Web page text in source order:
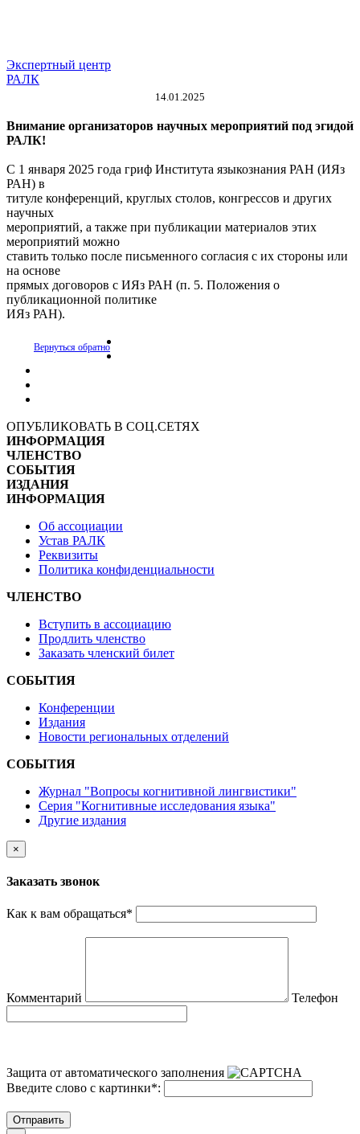
Экспертный центр
РАЛК
14.01.2025
Внимание организаторов научных мероприятий под эгидой
РАЛК!
С 1 января 2025 года гриф Института языкознания РАН (ИЯз
РАН) в
титуле конференций, круглых столов, конгрессов и других
научных
мероприятий, а также при публикации материалов этих
мероприятий можно
ставить только после письменного согласия с их стороны или
на основе
прямых договоров с ИЯз РАН (п. 5. Положения о
публикационной политике
ИЯз РАН).
Вернуться обратно
ОПУБЛИКОВАТЬ В СОЦ.СЕТЯХ
ИНФОРМАЦИЯ
ЧЛЕНСТВО
СОБЫТИЯ
ИЗДАНИЯ
ИНФОРМАЦИЯ
Об ассоциации
Устав РАЛК
Реквизиты
Политика конфиденциальности
ЧЛЕНСТВО
Вступить в ассоциацию
Продлить членство
Заказать членский билет
СОБЫТИЯ
Конференции
Издания
Новости региональных отделений
СОБЫТИЯ
Журнал "Вопросы когнитивной лингвистики"
Серия "Когнитивные исследования языка"
Другие издания
×
Заказать звонок
Как к вам обращаться*
Комментарий Телефон
Защита от автоматического заполнения
Введите слово с картинки*:
Отправить